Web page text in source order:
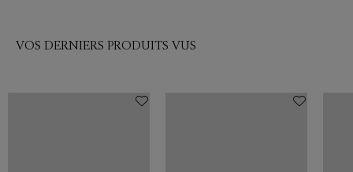
VOS DERNIERS PRODUITS VUS